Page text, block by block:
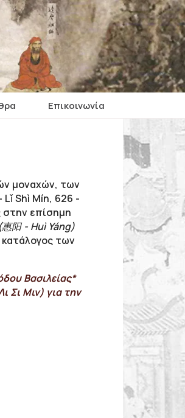
Επικοινωνία
μοναχών, των
Lǐ Shì Mín, 626 -
στην επίσημη
阳 - Huì Yáng)
των
Βασιλείας*
Σι Mιν) για την